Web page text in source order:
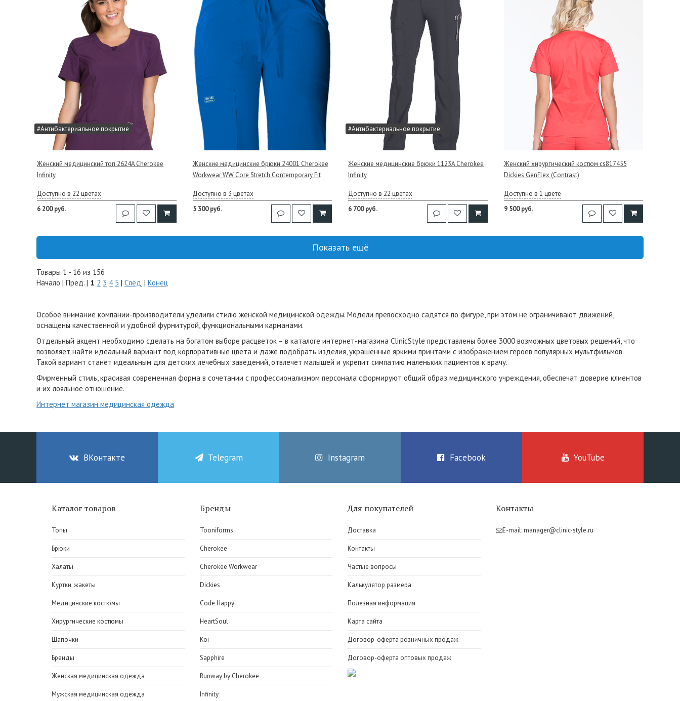
#Антибактериальное покрытие
Женский медицинский топ 2624A Cherokee
Infinity
Доступно в 22 цветах
6 200 руб.
Женские медицинские брюки 24001 Cherokee
Workwear WW Core Stretch Contemporary Fit
Доступно в 3 цветах
5 300 руб.
#Антибактериальное покрытие
Женские медицинские брюки 1123A Cherokee
Infinity
Доступно в 22 цветах
6 700 руб.
Женский хирургический костюм cs817455
Dickies GenFlex (Contrast)
Доступно в 1 цвете
9 500 руб.
Показать ещё
Товары 1 - 16 из 156
Начало | Пред. | 1 2 3 4 5 | След. | Конец
Особое внимание компании-производители уделили стилю женской медицинской одежды. Модели превосходно садятся по фигуре, при этом не ограничивают движений,
оснащены качественной и удобной фурнитурой, функциональными карманами.
Отдельный акцент необходимо сделать на богатом выборе расцветок – в каталоге интернет-магазина ClinicStyle представлены более 3000 возможных цветовых решений, что
позволяет найти идеальный вариант под корпоративные цвета и даже подобрать изделия, украшенные яркими принтами с изображением героев популярных мультфильмов.
Такой вариант станет идеальным для детских лечебных заведений, отвлечет малышей и укрепит симпатию маленьких пациентов к врачу.
Фирменный стиль, красивая современная форма в сочетании с профессионализмом персонала cформируют общий образ медицинского учреждения, обеспечат доверие клиентов
и их лояльное отношение.
Интернет магазин медицинская одежда
ВКонтакте Telegram Instagram Facebook YouTube
Каталог товаров
Топы
Брюки
Халаты
Куртки, жакеты
Медицинские костюмы
Хирургические костюмы
Шапочки
Бренды
Женская медицинская одежда
Мужская медицинская одежда
Бренды
Tooniforms
Cherokee
Cherokee Workwear
Dickies
Code Happy
HeartSoul
Koi
Sapphire
Runway by Cherokee
Infinity
Для покупателей
Доставка
Контакты
Частые вопросы
Калькулятор размера
Полезная информация
Карта сайта
Договор-оферта розничных продаж
Договор-оферта оптовых продаж
Контакты
E-mail:manager@clinic-style.ru